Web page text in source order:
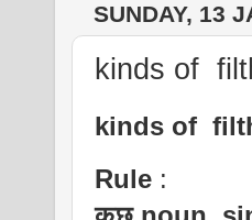
SUNDAY, 13
kinds of
kinds of
Rule :